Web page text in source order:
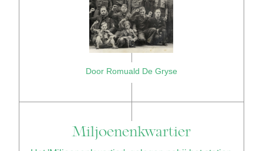
Door Romuald De Gryse
Miljoenenkwartier